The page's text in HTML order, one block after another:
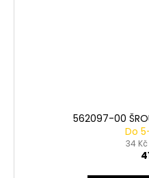
562097-00
Do
34 Kč